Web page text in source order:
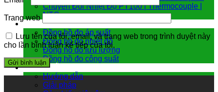
Chuyển Đổi Nhiệt Độ PT100 | Thermocouple |
NTC
Đồng hồ đo
Đồng hồ đo áp suất
Đồng hồ đo nhiệt độ
Đồng hồ đo lưu lượng
Đồng hồ đo công suất
Hướng dẫn & giải pháp
Hướng dẫn
Giải pháp
Trang web
Lưu tên của tôi, email, và trang web trong trình duyệt này
cho lần bình luận kế tiếp của tôi.